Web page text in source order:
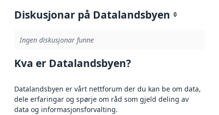
Diskusjonar på Datalandsbyen 0
Ingen diskusjonar funne
Kva er Datalandsbyen?
Datalandsbyen er vårt nettforum der du kan be om data,
dele erfaringar og spørje om råd som gjeld deling av
data og informasjonsforvalting.